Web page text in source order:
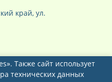
край, ул.
Также сайт использует
технических данных